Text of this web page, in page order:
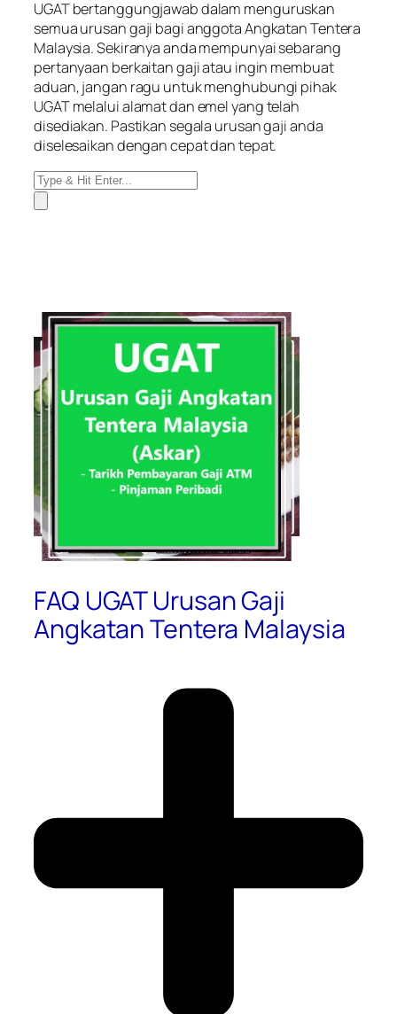
UGAT bertanggungjawab dalam menguruskan
semua urusan gaji bagi anggota Angkatan Tentera
Malaysia. Sekiranya anda mempunyai sebarang
pertanyaan berkaitan gaji atau ingin membuat
aduan, jangan ragu untuk menghubungi pihak
UGAT melalui alamat dan emel yang telah
disediakan. Pastikan segala urusan gaji anda
diselesaikan dengan cepat dan tepat.
FAQ UGAT Urusan Gaji
Angkatan Tentera Malaysia